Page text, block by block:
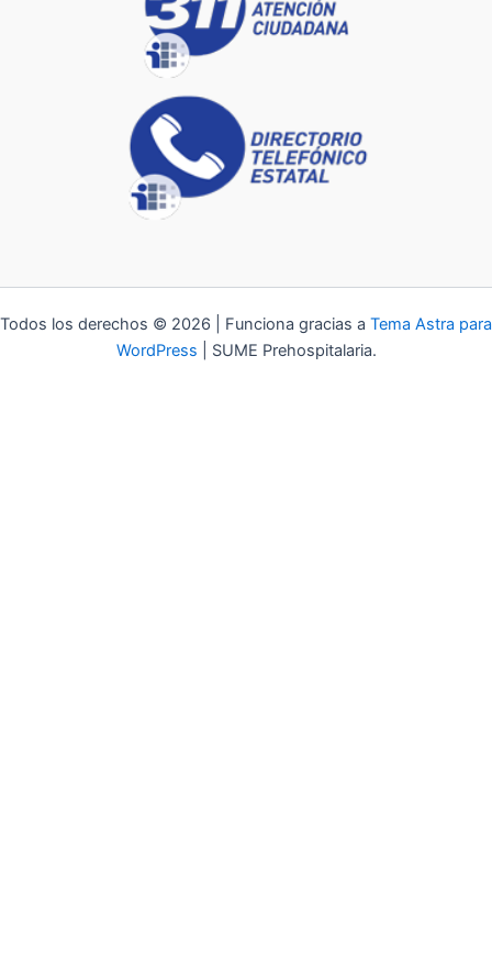
Todos los derechos © 2026 | Funciona gracias a Tema Astra para
WordPress | SUME Prehospitalaria.